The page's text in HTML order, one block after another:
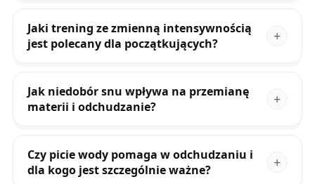
Jaki trening ze zmienną intensywnością
jest polecany dla początkujących?
Jak niedobór snu wpływa na przemianę
materii i odchudzanie?
Czy picie wody pomaga w odchudzaniu i
dla kogo jest szczególnie ważne?